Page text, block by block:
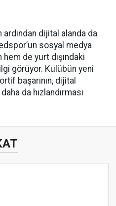
dijital alanda da
sosyal medya
hem de yurt dışındaki
görüyor. Kulübün yeni
başarının, dijital
da hızlandırması